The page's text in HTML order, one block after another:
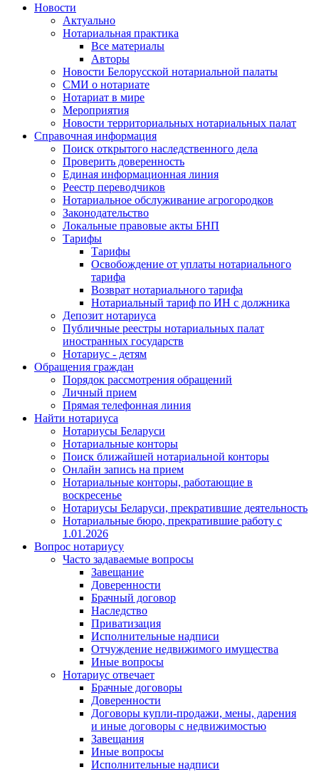
Новости
Актуально
Нотариальная практика
Все материалы
Авторы
Новости Белорусской нотариальной палаты
СМИ о нотариате
Нотариат в мире
Мероприятия
Новости территориальных нотариальных палат
Справочная информация
Поиск открытого наследственного дела
Проверить доверенность
Единая информационная линия
Реестр переводчиков
Нотариальное обслуживание агрогородков
Законодательство
Локальные правовые акты БНП
Тарифы
Тарифы
Освобождение от уплаты нотариального
тарифа
Возврат нотариального тарифа
Нотариальный тариф по ИН с должника
Депозит нотариуса
Публичные реестры нотариальных палат
иностранных государств
Нотариус - детям
Обращения граждан
Порядок рассмотрения обращений
Личный прием
Прямая телефонная линия
Найти нотариуса
Нотариусы Беларуси
Нотариальные конторы
Поиск ближайшей нотариальной конторы
Онлайн запись на прием
Нотариальные конторы, работающие в
воскресенье
Нотариусы Беларуси, прекратившие деятельность
Нотариальные бюро, прекратившие работу с
1.01.2026
Вопрос нотариусу
Часто задаваемые вопросы
Завещание
Доверенности
Брачный договор
Наследство
Приватизация
Исполнительные надписи
Отчуждение недвижимого имущества
Иные вопросы
Нотариус отвечает
Брачные договоры
Доверенности
Договоры купли-продажи, мены, дарения
и иные договоры с недвижимостью
Завещания
Иные вопросы
Исполнительные надписи